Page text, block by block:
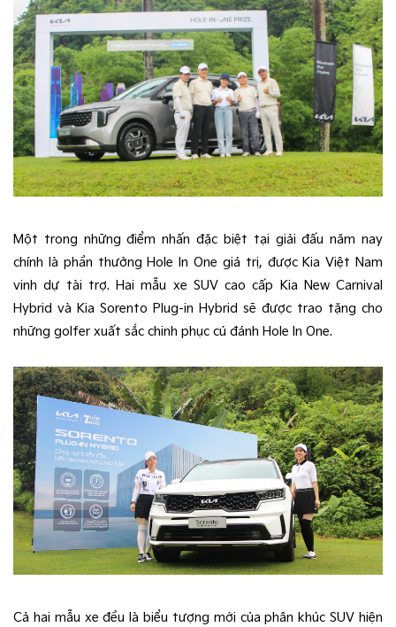
Một trong những điểm nhấn đặc biệt tại giải đấu năm nay
chính là phần thưởng Hole In One giá trị, được Kia Việt Nam
vinh dự tài trợ. Hai mẫu xe SUV cao cấp Kia New Carnival
Hybrid và Kia Sorento Plug-in Hybrid sẽ được trao tặng cho
những golfer xuất sắc chinh phục cú đánh Hole In One.
Cả hai mẫu xe đều là biểu tượng mới của phân khúc SUV hiện